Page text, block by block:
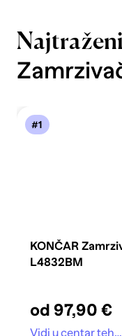
#1
KONČAR
L4832BM
od 97,90 €
Vidi u centar tehnike